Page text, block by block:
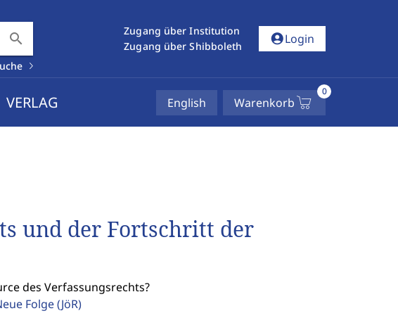
search
Zugang über Institution
Zugang über Shibboleth
account_circleLogin
VERLAG English Warenkorb
0
und der Fortschritt der
des Verfassungsrechts?
Folge(JöR)